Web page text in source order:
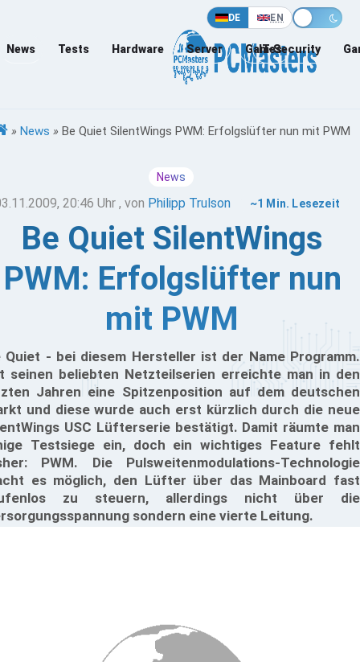
DE EN
News Tests Hardware Server Games
IT-Security
» News » Be Quiet SilentWings PWM: Erfolgslüfter nun mit PWM
News
20:46 Uhr , von Philipp Trulson ~1 Min. Lesezeit
Be Quiet SilentWings
PWM: Erfolgslüfter nun
mit PWM
Quiet - bei diesem Hersteller ist der Name Programm.
seinen beliebten Netzteilserien erreichte man in den
Jahren eine Spitzenposition auf dem deutschen
und diese wurde auch erst kürzlich durch die neue
USC Lüfterserie bestätigt. Damit räumte man
Testsiege ein, doch ein wichtiges Feature fehlt
PWM. Die Pulsweitenmodulations-Technologie
es möglich, den Lüfter über das Mainboard fast
zu steuern, allerdings nicht über die
sondern eine vierte Leitung.